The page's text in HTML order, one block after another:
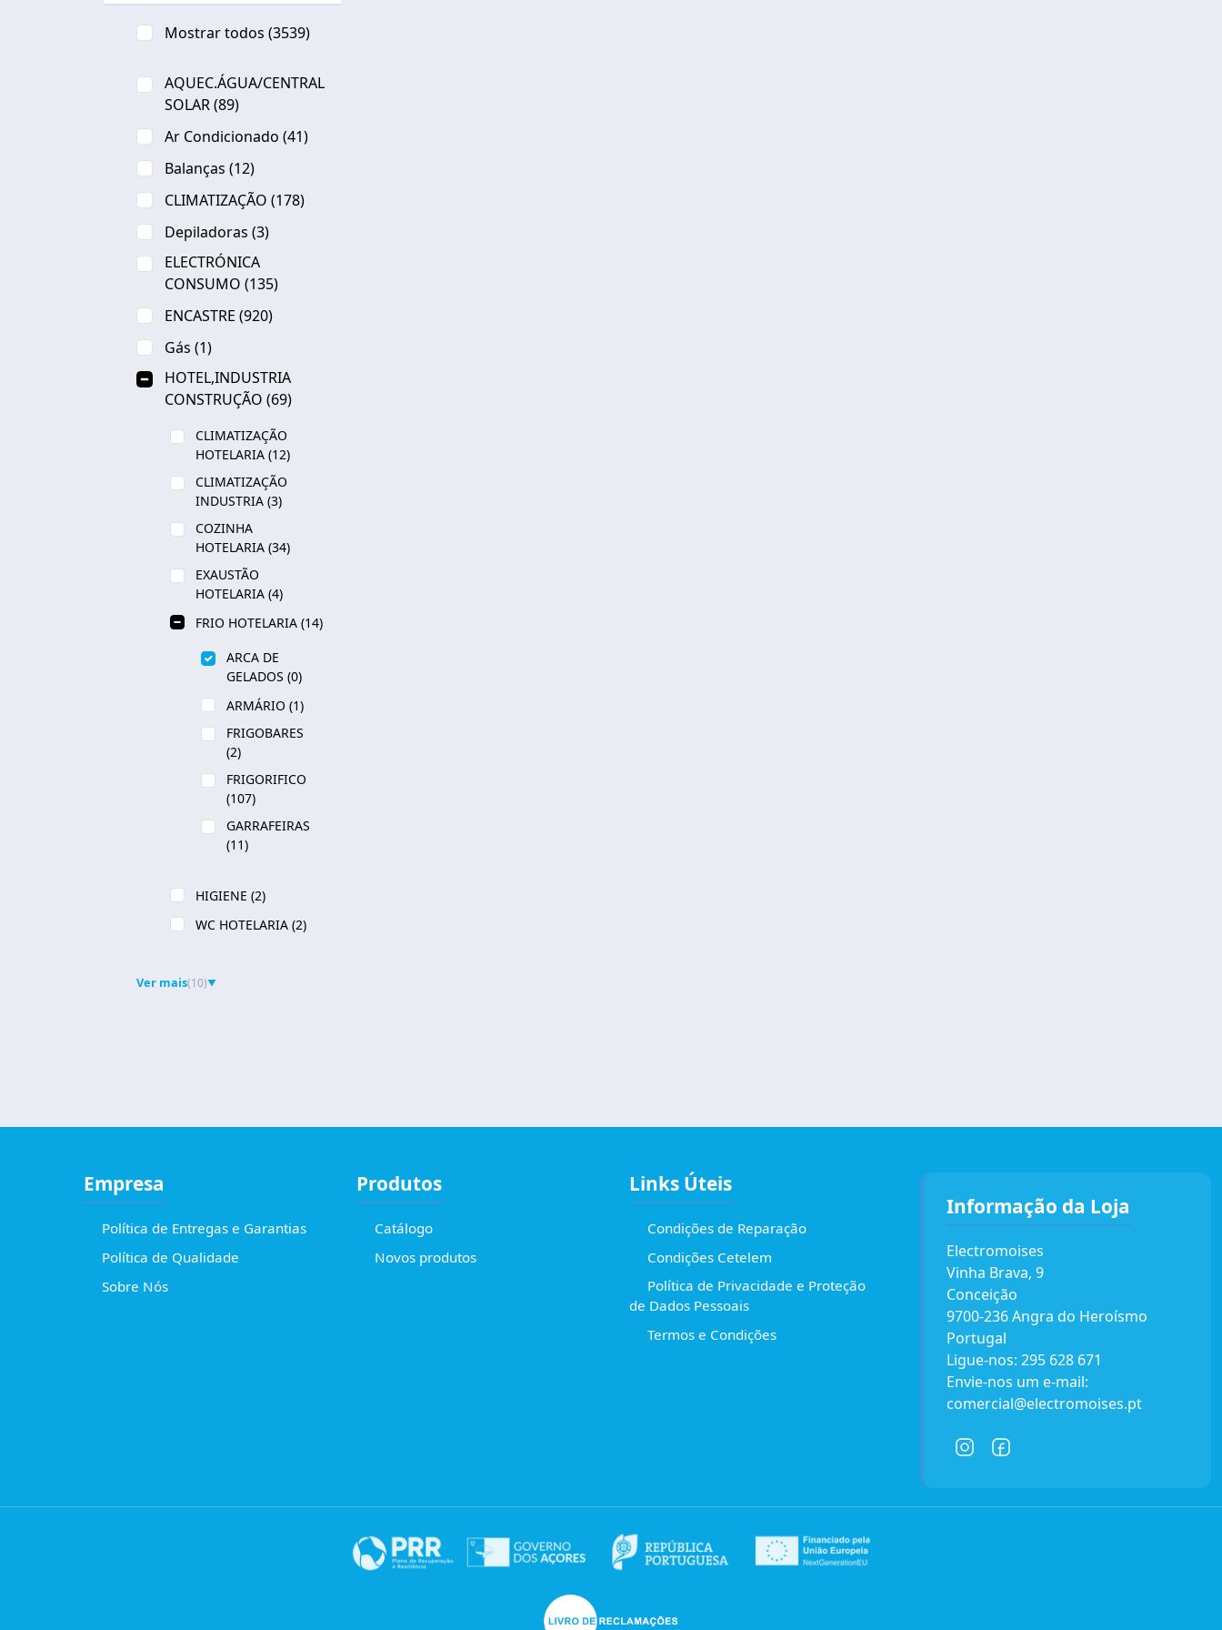
Mostrar todos (3539)
AQUEC.ÁGUA/CENTRAL
SOLAR(89)
Ar Condicionado (41)
Balanças (12)
CLIMATIZAÇÃO (178)
Depiladoras (3)
ELECTRÓNICA
CONSUMO (135)
ENCASTRE (920)
Gás (1)
HOTEL,INDUSTRIA
CONSTRUÇÃO (69)
CLIMATIZAÇÃO
HOTELARIA (12)
CLIMATIZAÇÃO
INDUSTRIA (3)
COZINHA
HOTELARIA (34)
EXAUSTÃO
HOTELARIA (4)
FRIO HOTELARIA (14)
ARCA DE
GELADOS (0)
ARMÁRIO (1)
FRIGOBARES
(2)
FRIGORIFICO
(107)
GARRAFEIRAS
(11)
HIGIENE (2)
WC HOTELARIA (2)
Ver mais(10)▼
Empresa
Política de Entregas e Garantias
Política de Qualidade
Sobre Nós
Produtos
Catálogo
Novos produtos
Links Úteis
Condições de Reparação
Condições Cetelem
Política de Privacidade e Proteção
de Dados Pessoais
Termos e Condições
Informação da Loja
Electromoises
Vinha Brava, 9
Conceição
9700-236 Angra do Heroísmo
Portugal
Ligue-nos: 295 628 671
Envie-nos um e-mail:
comercial@electromoises.pt